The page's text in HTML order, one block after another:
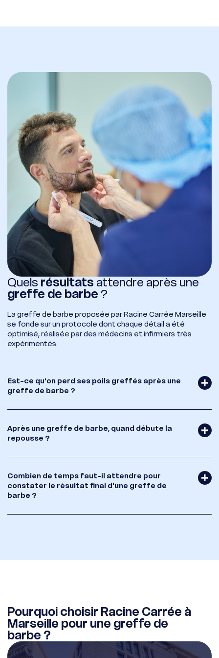
Quels résultats attendre après une
greffe de barbe?
La greffe de barbe proposée par Racine Carrée Marseille
se fonde sur un protocole dont chaque détail a été
optimisé, réalisée par des médecins et infirmiers très
expérimentés.
Est-ce qu'on perd ses poils greffés après une
greffe de barbe ?
Après une greffe de barbe, quand débute la
repousse ?
Combien de temps faut-il attendre pour
constater le résultat final d'une greffe de
barbe ?
Pourquoi choisir Racine Carrée à
Marseille pour une greffe de
barbe ?
Whatsapp
Racine Carrée Paris
Whatsapp
Racine Carrée Lyon
Whatsapp
Racine Carrée Marseille